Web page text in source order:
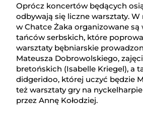
Oprócz koncertów będących
odbywają się liczne warsztaty.
w Chatce Żaka organizowane są
tańców serbskich, które
warsztaty bębniarskie
Mateusza Dobrowolskiego,
bretońskich (Isabelle Kriegel), a
didgeridoo, której uczyć będzie
też warsztaty gry na
przez Annę Kołodziej.